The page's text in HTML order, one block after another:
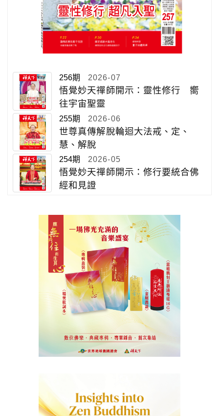
256期 2026-07
悟覺妙天禪師開示：靈性修行 嚮
往宇宙聖靈
255期 2026-06
世尊真傳解脫輪迴大法戒、定、
慧、解脫
254期 2026-05
悟覺妙天禪師開示：修行要統合佛
經和見證